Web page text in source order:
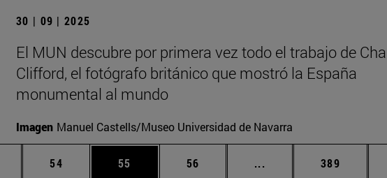
30 | 09 | 2025
El MUN descubre por primera vez todo el trabajo de
Clifford, el fotógrafo británico que mostró la España
monumental al mundo
Imagen Manuel Castells/Museo Universidad de Navarra
Páginas intermedias Use TAB para desplazarse.
Página
54 Página
55 Página
56 ... Páginas intermedias
Página
389